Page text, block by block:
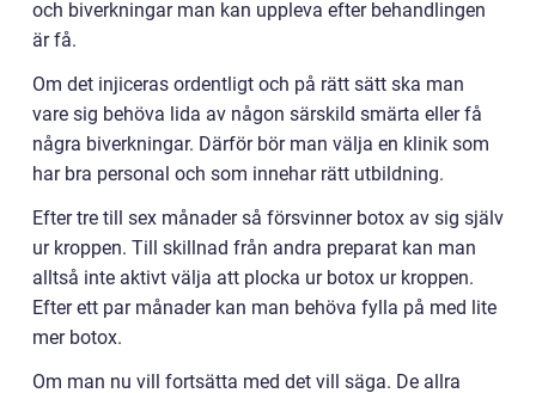
och biverkningar man kan uppleva efter behandlingen
är få.
Om det injiceras ordentligt och på rätt sätt ska man
vare sig behöva lida av någon särskild smärta eller få
några biverkningar. Därför bör man välja en klinik som
har bra personal och som innehar rätt utbildning.
Efter tre till sex månader så försvinner botox av sig själv
ur kroppen. Till skillnad från andra preparat kan man
alltså inte aktivt välja att plocka ur botox ur kroppen.
Efter ett par månader kan man behöva fylla på med lite
mer botox.
Om man nu vill fortsätta med det vill säga. De allra